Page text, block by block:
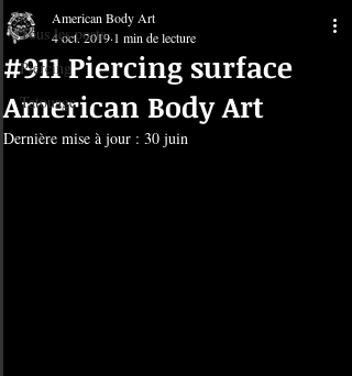
Tous les posts
Piercing
Tatouage
#911 Piercing surface
American Body Art
American Body Art
4 oct. 2019 1 min de lecture
Dernière mise à jour : 30 juin